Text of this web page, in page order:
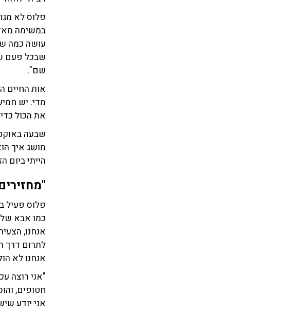
פלוס לא
במשימה
שבכל פעם
שם".
מדי. יש
את הכול
שבעה
מושג איך
הייתי
פלוס פעיל
כמו אבא
אנחנו,
אנחנו לא
"אני רוצה
חטופים,
אני יודע